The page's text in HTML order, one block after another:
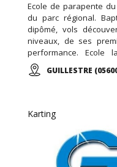
Ecole de parapente
du parc régional.
dipômé, vols
niveaux, de ses
performance. Ecole
l'année.
GUILLESTRE
Karting